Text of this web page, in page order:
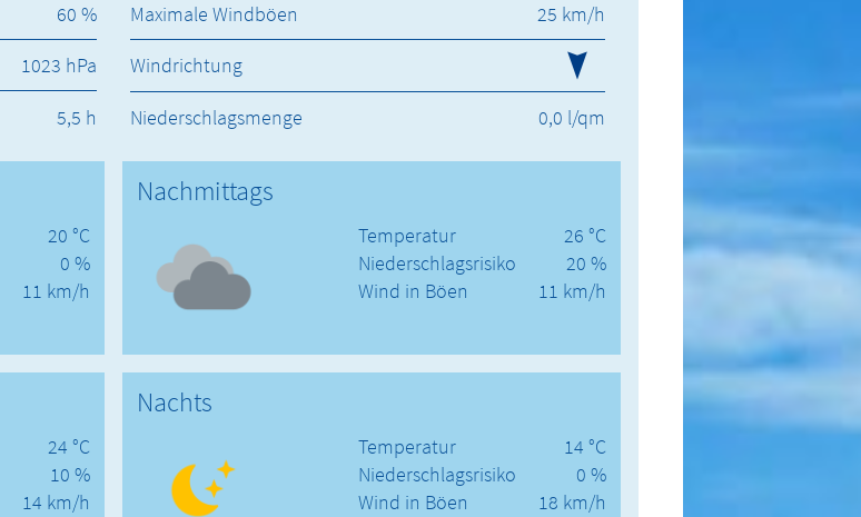
60 % Maximale Windböen
25 km/h
1023 hPa Windrichtung
5,5 h Niederschlagsmenge 0,0 l/qm
20 °C
0 %
11 km/h
Nachmittags
Temperatur
Niederschlagsrisiko
Wind in Böen
26 °C
20 %
11 km/h
24 °C
10 %
14 km/h
Nachts
Temperatur
Niederschlagsrisiko
Wind in Böen
14 °C
0 %
18 km/h